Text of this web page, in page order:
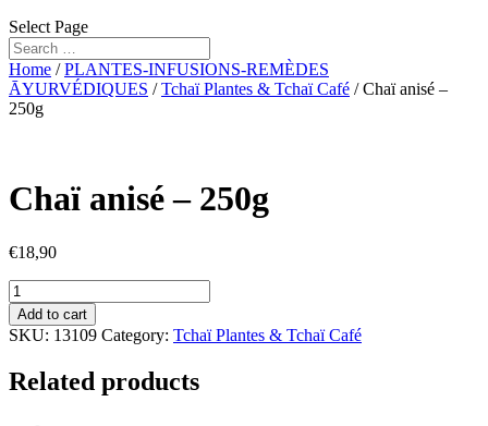
Select Page
Home /PLANTES-INFUSIONS-REMÈDES
ĀYURVÉDIQUES /Tchaï Plantes & Tchaï Café / Chaï anisé –
250g
Chaï anisé – 250g
€18,90
Chaï
anisé
-
250g
Add to cart
SKU: 13109 Category: Tchaï Plantes & Tchaï Café
Related products